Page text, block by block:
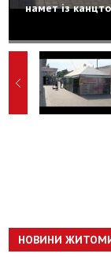
намет із
НОВИНИ